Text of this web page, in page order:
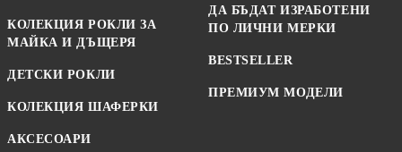
КОЛЕКЦИЯ РОКЛИ ЗА
МАЙКА И ДЪЩЕРЯ
ДЕТСКИ РОКЛИ
КОЛЕКЦИЯ ШАФЕРКИ
АКСЕСОАРИ
ДА БЪДАТ ИЗРАБОТЕНИ
ПО ЛИЧНИ МЕРКИ
BESTSELLER
ПРЕМИУМ МОДЕЛИ